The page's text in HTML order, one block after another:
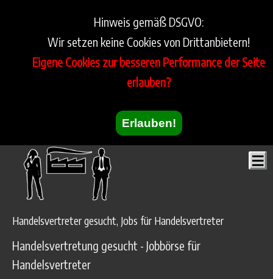
Hinweis gemäß DSGVO:
Wir setzen keine Cookies von Drittanbietern!
Eigene Cookies zur besseren Performance der Seite
erlauben?
Erlauben!
Handelsvertreter gesucht, Jobs für Handelsvertreter
Handelsvertretung gesucht - Jobbörse für
Handelsvertreter